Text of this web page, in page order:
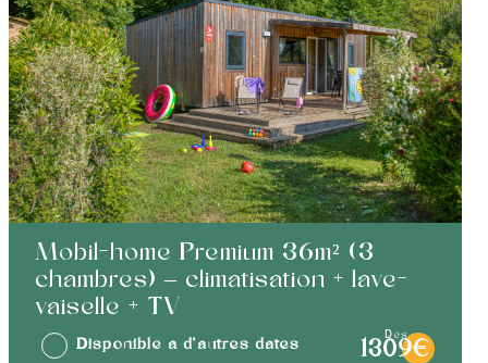
Mobil-home Premium 36m² (3
chambres) – climatisation + lave-
vaiselle + TV
Disponible à d'autres dates
dès
1309€